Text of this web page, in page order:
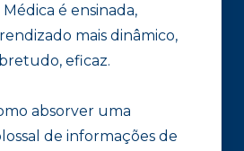
é ensinada,
mais dinâmico,
eficaz.
absorver uma
de informações de